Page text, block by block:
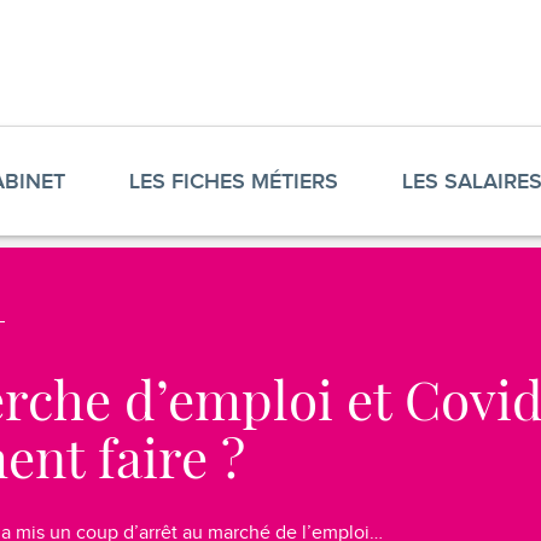
LES FICHES MÉTIERS LES SALAIRES
d’emploi et
faire ?
mis un coup d’arrêt au marché de l’emploi…